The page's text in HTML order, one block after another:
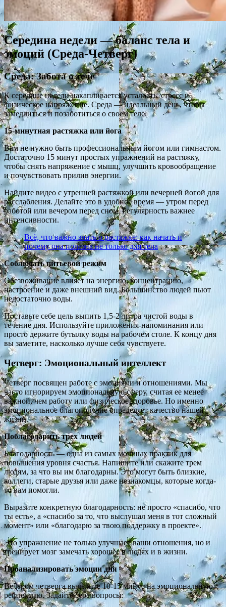
Середина недели — баланс тела и
эмоций (Среда-Четверг)
Среда: Забота о теле
К середине недели накапливается усталость, стресс и
физическое напряжение. Среда — идеальный день, чтобы
замедлиться и позаботиться о своем теле.
15-минутная растяжка или йога
Вам не нужно быть профессиональным йогом или гимнастом.
Достаточно 15 минут простых упражнений на растяжку,
чтобы снять напряжение с мышц, улучшить кровообращение
и почувствовать прилив энергии.
Найдите видео с утренней растяжкой или вечерней йогой для
расслабления. Делайте это в удобное время — утром перед
работой или вечером перед сном. Регулярность важнее
интенсивности.
Всё, что важно знать о растяжке: как начать и
почему она полезна не только для тела
Соблюдать питьевой режим
Обезвоживание влияет на энергию, концентрацию,
настроение и даже внешний вид. Большинство людей пьют
недостаточно воды.
Поставьте себе цель выпить 1,5-2 литра чистой воды в
течение дня. Используйте приложения-напоминания или
просто держите бутылку воды на рабочем столе. К концу дня
вы заметите, насколько лучше себя чувствуете.
Четверг: Эмоциональный интеллект
Четверг посвящен работе с эмоциями и отношениями. Мы
часто игнорируем эмоциональную сферу, считая ее менее
важной, чем работу или физическое здоровье. Но именно
эмоциональное благополучие определяет качество нашей
жизни.
Поблагодарить трех людей
Благодарность — одна из самых мощных практик для
повышения уровня счастья. Напишите или скажите трем
людям, за что вы им благодарны. Это могут быть близкие,
коллеги, старые друзья или даже незнакомцы, которые когда-
то вам помогли.
Выразите конкретную благодарность: не просто «спасибо, что
ты есть», а «спасибо за то, что выслушал меня в тот сложный
момент» или «благодарю за твою поддержку в проекте».
Это упражнение не только улучшает ваши отношения, но и
тренирует мозг замечать хорошее в людях и в жизни.
Проанализировать эмоции дня
Вечером четверга выделите 10-15 минут на эмоциональную
рефлексию. Задайте себе вопросы: